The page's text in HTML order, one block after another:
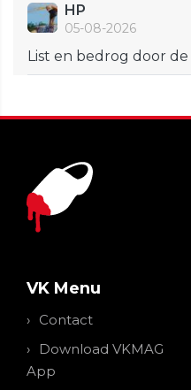
HP
05-08-2026
List en bedrog door de
VK Menu
Contact
Download VKMAG
App